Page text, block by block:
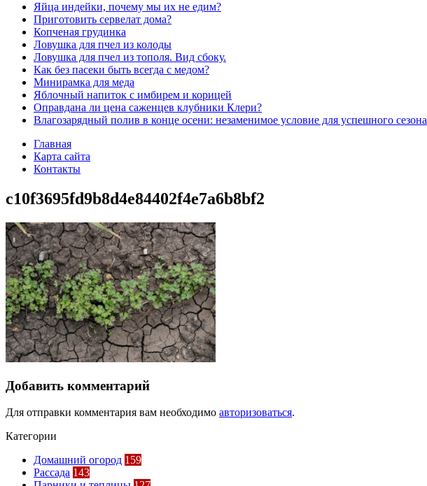
Яйца индейки, почему мы их не едим?
Приготовить сервелат⁠⁠ дома?
Копченая грудинка
Ловушка для пчел из колоды
Ловушка для пчел из тополя. Вид сбоку.
Как без пасеки быть всегда с медом?
Минирамка для меда
Яблочный напиток с имбирем и корицей
Оправдана ли цена саженцев клубники Клери?
Влагозарядный полив в конце осени: незаменимое условие для успешного сезона
Главная
Карта сайта
Контакты
c10f3695fd9b8d4e84402f4e7a6b8bf2
Добавить комментарий
Для отправки комментария вам необходимо авторизоваться.
Категории
Домашний огород 159
Рассада 143